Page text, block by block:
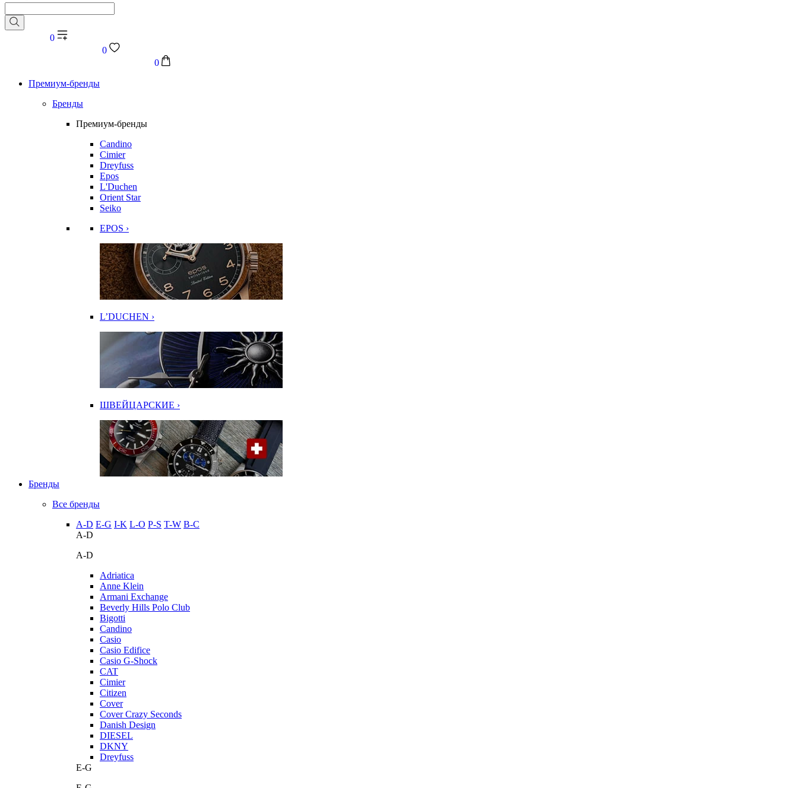
0
0
0
Премиум-бренды
Бренды
Премиум-бренды
Candino
Cimier
Dreyfuss
Epos
L'Duchen
Orient Star
Seiko
EPOS ›
L’DUCHEN ›
ШВЕЙЦАРСКИЕ ›
Бренды
Все бренды
A-D E-G I-K L-O P-S T-W В-С
A-D
A-D
Adriatica
Anne Klein
Armani Exchange
Beverly Hills Polo Club
Bigotti
Candino
Casio
Casio Edifice
Casio G-Shock
CAT
Cimier
Citizen
Cover
Cover Crazy Seconds
Danish Design
DIESEL
DKNY
Dreyfuss
E-G